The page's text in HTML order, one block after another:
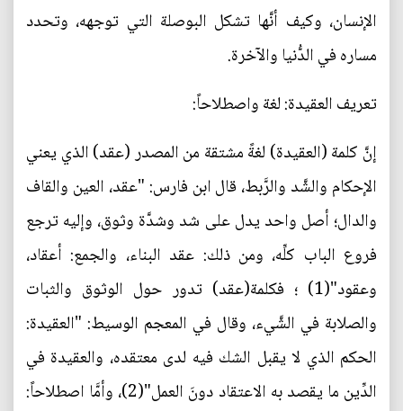
الإنسان، وكيف أنَّها تشكل البوصلة التي توجهه، وتحدد
مساره في الدُّنيا والآخرة.
تعريف العقيدة: لغة واصطلاحاً:
إنَّ كلمة (العقيدة) لغةً مشتقة من المصدر (عقد) الذي يعني
الإحكام والشَّد والرَّبط، قال ابن فارس: "عقد، العين والقاف
والدال؛ أصل واحد يدل على شد وشدَّة وثوق، وإليه ترجع
فروع الباب كلِّه، ومن ذلك: عقد البناء، والجمع: أعقاد،
وعقود"(1) ؛ فكلمة(عقد) تدور حول الوثوق والثبات
والصلابة في الشَّيء، وقال في المعجم الوسيط: "العقيدة:
الحكم الذي لا يقبل الشك فيه لدى معتقده، والعقيدة في
الدِّين ما يقصد به الاعتقاد دونَ العمل"(2)، وأمَّا اصطلاحاً: